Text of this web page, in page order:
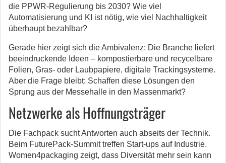
die PPWR-Regulierung bis 2030? Wie viel
Automatisierung und KI ist nötig, wie viel Nachhaltigkeit
überhaupt bezahlbar?
Gerade hier zeigt sich die Ambivalenz: Die Branche liefert
beeindruckende Ideen – kompostierbare und recycelbare
Folien, Gras- oder Laubpapiere, digitale Trackingsysteme.
Aber die Frage bleibt: Schaffen diese Lösungen den
Sprung aus der Messehalle in den Massenmarkt?
Netzwerke als Hoffnungsträger
Die Fachpack sucht Antworten auch abseits der Technik.
Beim FuturePack-Summit treffen Start-ups auf Industrie.
Women4packaging zeigt, dass Diversität mehr sein kann